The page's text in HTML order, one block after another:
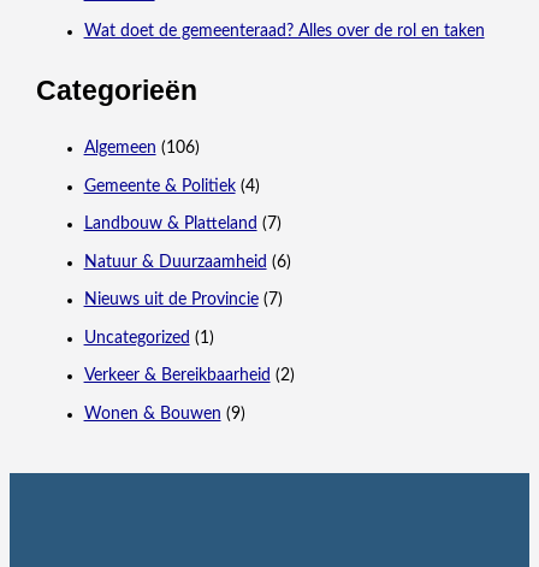
Wat doet de gemeenteraad? Alles over de rol en taken
Categorieën
Algemeen (106)
Gemeente & Politiek(4)
Landbouw & Platteland (7)
Natuur & Duurzaamheid (6)
Nieuws uit de Provincie(7)
Uncategorized (1)
Verkeer & Bereikbaarheid (2)
Wonen & Bouwen (9)